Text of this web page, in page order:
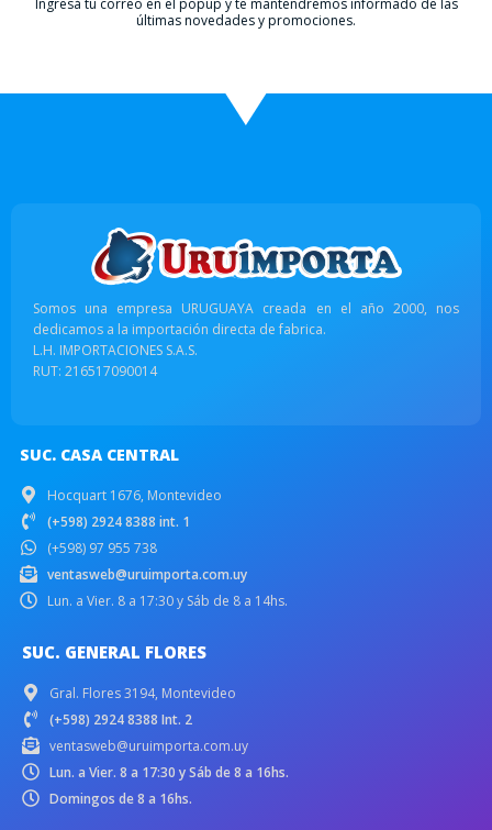
últimas novedades y promociones.
Somos una empresa URUGUAYA creada en el año 2000, nos
dedicamos a la importación directa de fabrica.
L.H. IMPORTACIONES S.A.S.
RUT: 216517090014
SUC. CASA CENTRAL
Hocquart 1676, Montevideo
(+598) 2924 8388 int. 1
(+598) 97 955 738
ventasweb@uruimporta.com.uy
Lun. a Vier. 8 a 17:30 y Sáb de 8 a 14hs.
SUC. GENERAL FLORES
Gral. Flores 3194, Montevideo
(+598) 2924 8388 Int. 2
ventasweb@uruimporta.com.uy
Lun. a Vier. 8 a 17:30 y Sáb de 8 a 16hs.
Domingos de 8 a 16hs.